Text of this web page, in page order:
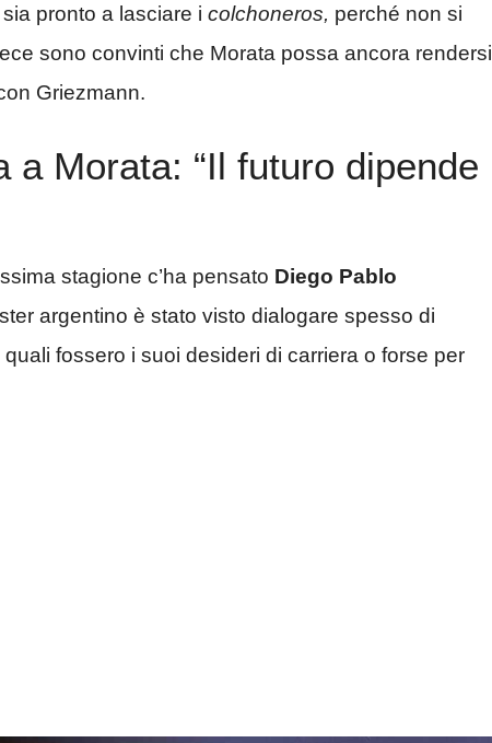
pronto a lasciare i colchoneros, perché non si
sono convinti che Morata possa ancora rendersi
Griezmann.
a Morata: “Il futuro dipende
stagione c’ha pensato Diego Pablo
argentino è stato visto dialogare spesso di
fossero i suoi desideri di carriera o forse per